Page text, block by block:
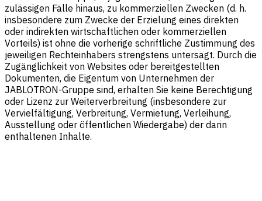
zulässigen Fälle hinaus, zu kommerziellen Zwecken (d. h.
insbesondere zum Zwecke der Erzielung eines direkten
oder indirekten wirtschaftlichen oder kommerziellen
Vorteils) ist ohne die vorherige schriftliche Zustimmung des
jeweiligen Rechteinhabers strengstens untersagt. Durch die
Zugänglichkeit von Websites oder bereitgestellten
Dokumenten, die Eigentum von Unternehmen der
JABLOTRON-Gruppe sind, erhalten Sie keine Berechtigung
oder Lizenz zur Weiterverbreitung (insbesondere zur
Vervielfältigung, Verbreitung, Vermietung, Verleihung,
Ausstellung oder öffentlichen Wiedergabe) der darin
enthaltenen Inhalte.